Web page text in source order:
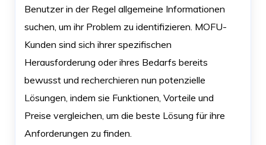
Benutzer in der Regel allgemeine Informationen
suchen, um ihr Problem zu identifizieren. MOFU-
Kunden sind sich ihrer spezifischen
Herausforderung oder ihres Bedarfs bereits
bewusst und recherchieren nun potenzielle
Lösungen, indem sie Funktionen, Vorteile und
Preise vergleichen, um die beste Lösung für ihre
Anforderungen zu finden.